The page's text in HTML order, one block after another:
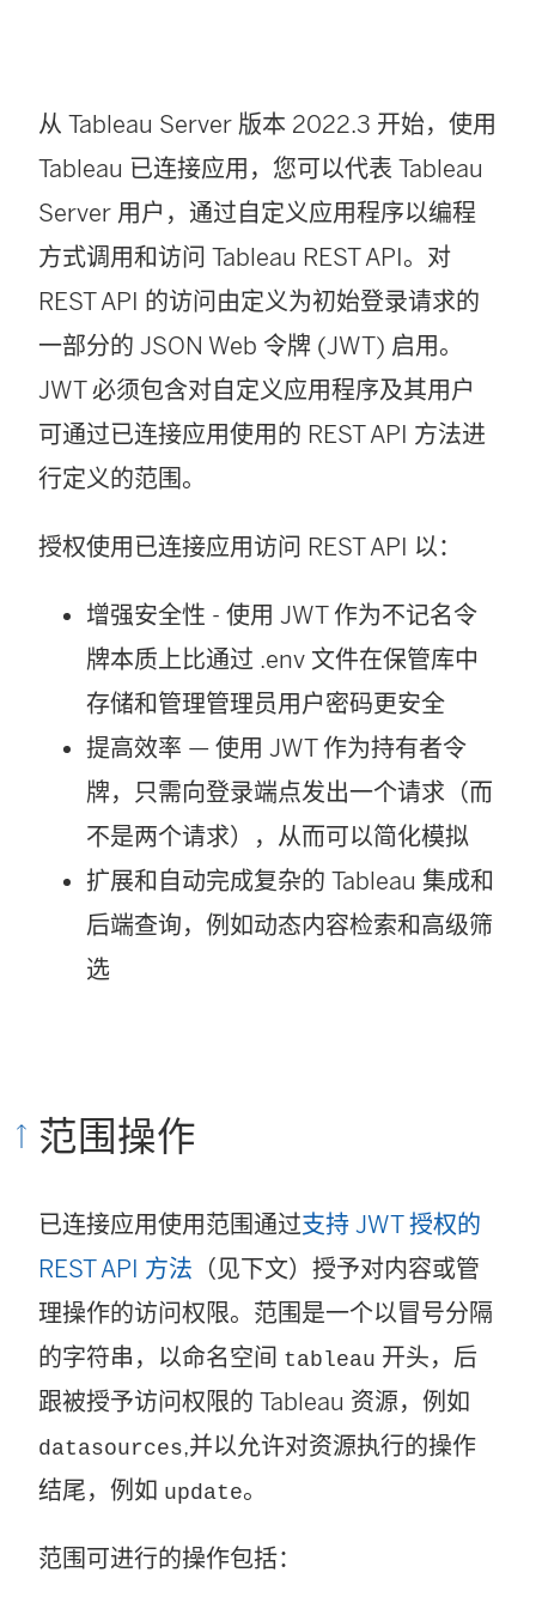
从 Tableau Server 版本 2022.3 开始，使用
Tableau 已连接应用，您可以代表 Tableau
Server 用户，通过自定义应用程序以编程
方式调用和访问 Tableau REST API。对
REST API 的访问由定义为初始登录请求的
一部分的 JSON Web 令牌 (JWT) 启用。
JWT 必须包含对自定义应用程序及其用户
可通过已连接应用使用的 REST API 方法进
行定义的范围。
授权使用已连接应用访问 REST API 以：
增强安全性 - 使用 JWT 作为不记名令
牌本质上比通过 .env 文件在保管库中
存储和管理管理员用户密码更安全
提高效率 — 使用 JWT 作为持有者令
牌，只需向登录端点发出一个请求（而
不是两个请求），从而可以简化模拟
扩展和自动完成复杂的 Tableau 集成和
后端查询，例如动态内容检索和高级筛
选
范围操作
已连接应用使用范围通过支持 JWT 授权的
REST API 方法 （见下文）授予对内容或管
理操作的访问权限。范围是一个以冒号分隔
的字符串，以命名空间 tableau 开头，后
跟被授予访问权限的 Tableau 资源，例如
datasources,并以允许对资源执行的操作
结尾，例如 update。
范围可进行的操作包括：